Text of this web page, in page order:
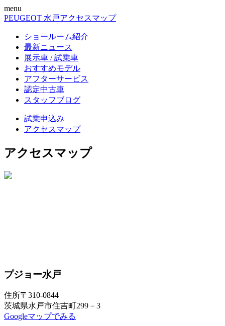
menu
PEUGEOT 水戸アクセスマップ
ショールーム紹介
最新ニュース
展示車 / 試乗車
おすすめモデル
アフターサービス
認定中古車
スタッフブログ
試乗申込み
アクセスマップ
アクセスマップ
プジョー水戸
住所〒310-0844
茨城県水戸市住吉町299－3
Googleマップでみる